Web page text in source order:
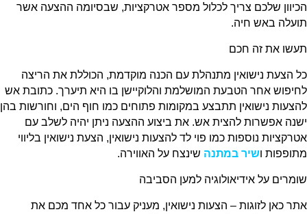
הכיוון שלכם צריך לכלול מספר אטרקציות, שבסיומה ההצעה אשר
תועלה באש חיה.
תעשו את זה חכם
כל הצעת נישואין מתנהלת עם הכנה מוקדמת, הכוללת את הריצה
לחיפוש אחר הטבעת המושלמת והלוקיישן בו היא תיערך. כתובת אש
להצעות נישואין תתבצע במקומות פתוחים כמו חוף הים, וחורשות בהן
ישנה אפשרות להצית אש. את ביצוע ההצעה ניתן יהיה לשלב עם
אטרקציות נוספות כמו פוי לד להצעות נישואין, הצעת נישואין בליווי
מתופפות ושיר במתנה שינצח על האווירה.
שומרים על אידיאולוגיה למען הסביבה
אתר כאן לזוגות – הצעות נישואין, מעניק עבור כל אחד מכם את